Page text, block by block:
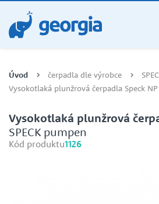
Úvod čerpadla dle výrobce
Vysokotlaká plunžrová čerpadla Speck NP
Vysokotlaká plunžrová
SPECK pumpen
Kód produktu1126